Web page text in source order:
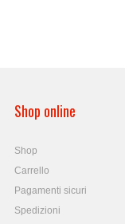
Shop online
Shop
Carrello
Pagamenti sicuri
Spedizioni